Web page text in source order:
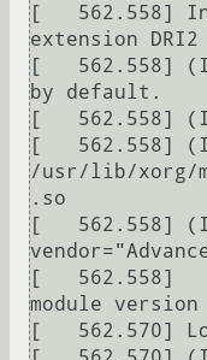
[   562.558]
extension DRI2
[   562.558]
by default.
[   562.558]
[   562.558]
/usr/lib/xorg/
.so
[   562.558]
[   562.558]
module
[   562.570]